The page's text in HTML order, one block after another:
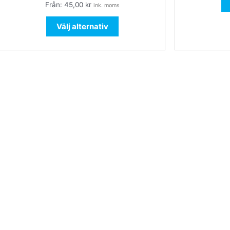
Från: 45,00 kr ink. moms
Välj alternativ
De